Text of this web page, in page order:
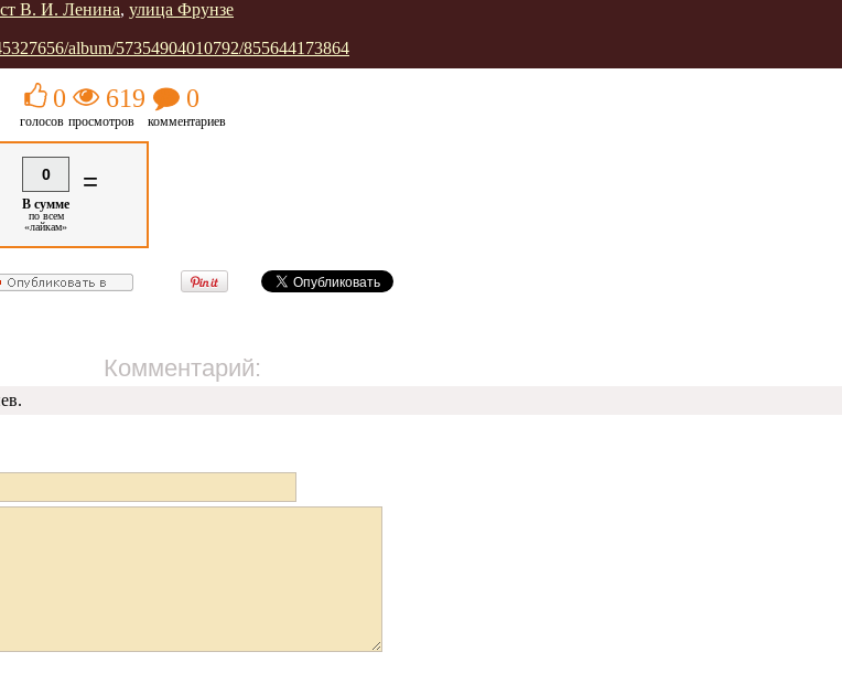
В. И. Ленина, улица Фрунзе
album/57354904010792/855644173864
0
голосов
619
просмотров
0
комментариев
0
В сумме
по всем
«лайкам»
=
Комментарий: